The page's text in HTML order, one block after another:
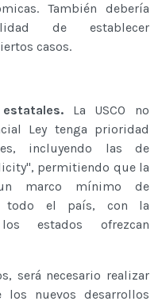
También debería
de establecer
casos.
La USCO no
Ley tenga prioridad
incluyendo las de
permitiendo que la
marco mínimo de
todo el país, con la
estados ofrezcan
será necesario realizar
nuevos desarrollos